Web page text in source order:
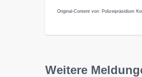
Original-Content von: Polizeipräsidium
Weitere